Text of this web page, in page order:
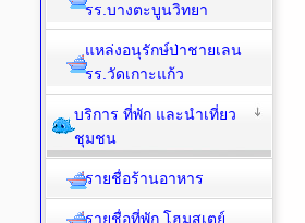
รร.บางตะบูนวิทยา
แหล่งอนุรักษ์ป่าชายเลน
รร.วัดเกาะแก้ว
บริการ ที่พัก และนำเที่ยว
ชุมชน
รายชื่อร้านอาหาร
รายชื่อที่พัก โฮมสเตย์